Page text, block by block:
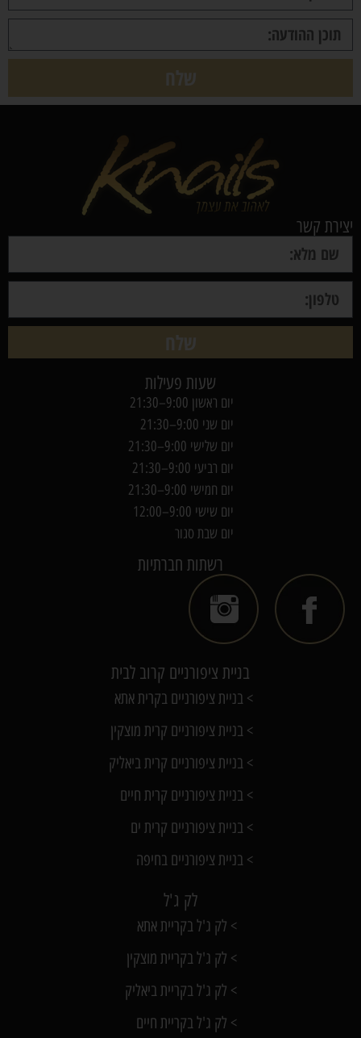
שלח
שעות פעילות
יום ראשון 9:00–21:30
יום שני 9:00–21:30
יום שלישי 9:00–21:30
יום רביעי 9:00–21:30
יום חמישי 9:00–21:30
יום שישי 9:00–12:00
יום שבת סגור
רשתות חברתיות
בניית ציפורניים קרוב לבית
> בניית ציפורניים בקרית אתא
> בניית ציפורניים קרית מוצקין
> בניית ציפורניים קרית ביאליק
> בניית ציפורניים קרית חיים
> בניית ציפורניים קרית ים
> בניית ציפורניים בחיפה
לק ג'ל
> לק ג'ל בקריית אתא
> לק ג'ל בקריית מוצקין
> לק ג'ל בקריית ביאליק
> לק ג'ל בקריית חיים
יצירת קשר
שלח